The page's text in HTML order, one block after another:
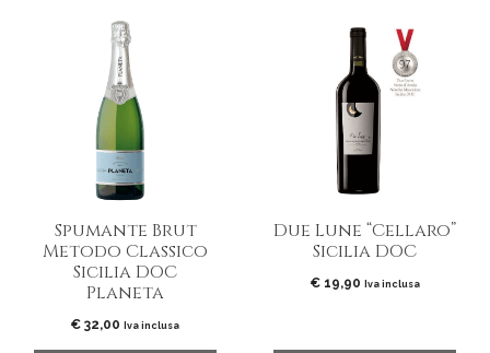
Spumante Brut
Metodo Classico
Sicilia DOC
Planeta
€ 32,00 Iva inclusa
Due Lune “Cellaro”
Sicilia DOC
€19,90 Iva inclusa